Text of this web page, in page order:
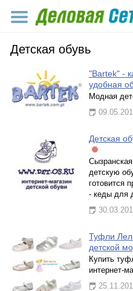
Детская обувь
"Bartek" -
удобная
Модная
Детская
детскую
готовится
- кеды для
Туфли
детской
Купить
интернет-